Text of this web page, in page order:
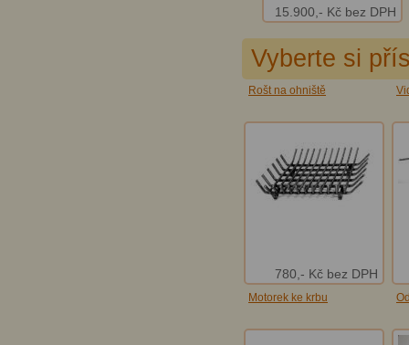
15.900,- Kč bez DPH
Vyberte si
Rošt na ohniště
780,- Kč bez DPH
Motorek ke krbu